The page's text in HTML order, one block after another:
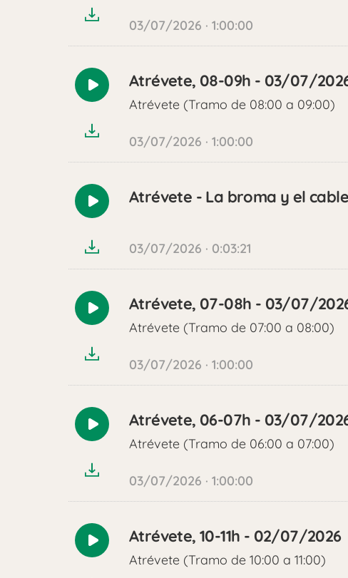
03/07/2026 · 1:00:00
Reproducir
Atrévete, 08-09h - 03/07/
Atrévete (Tramo de 08:00 a 09:00)
03/07/2026 · 1:00:00
Reproducir
Atrévete - La broma y el
03/07/2026 · 0:03:21
Reproducir
Atrévete, 07-08h - 03/07/
Atrévete (Tramo de 07:00 a 08:00)
03/07/2026 · 1:00:00
Reproducir
Atrévete, 06-07h - 03/07/
Atrévete (Tramo de 06:00 a 07:00)
03/07/2026 · 1:00:00
Reproducir
Atrévete, 10-11h - 02/07/2026
Atrévete (Tramo de 10:00 a 11:00)